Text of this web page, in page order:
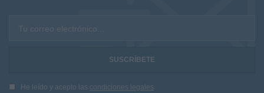
Tu correo electrónico...
He leído y acepto las condiciones legales